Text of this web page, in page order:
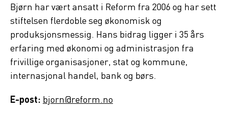
Bjørn har vært ansatt i Reform fra 2006 og har sett
stiftelsen flerdoble seg økonomisk og
produksjonsmessig. Hans bidrag ligger i 35 års
erfaring med økonomi og administrasjon fra
frivillige organisasjoner, stat og kommune,
internasjonal handel, bank og børs.
E-post:bjorn@reform.no